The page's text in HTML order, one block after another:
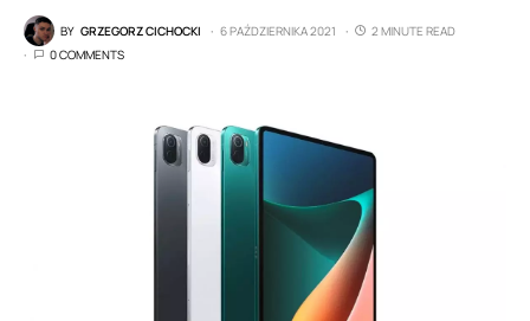
BY GRZEGORZ CICHOCKI 6 PAŹDZIERNIKA 2021
2 MINUTE READ
0 COMMENTS